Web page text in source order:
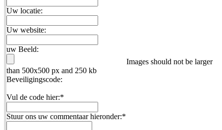
Uw locatie:
Uw website:
uw Beeld:
Images should not be larger
than 500x500 px and 250 kb
Beveiligingscode:
Vul de code hier:*
Stuur ons uw commentaar hieronder:*